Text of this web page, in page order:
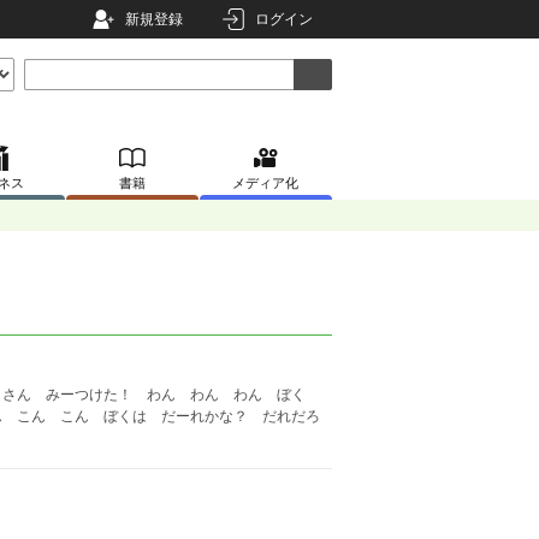
新規登録 ログイン
ス 書籍 メディア化
ん みーつけた！ わん わん わん ぼく
こん こん ぼくは だーれかな？ だれだろ